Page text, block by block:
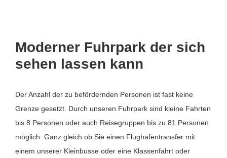
Moderner Fuhrpark der sich
sehen lassen kann
Der Anzahl der zu befördernden Personen ist fast keine
Grenze gesetzt. Durch unseren Fuhrpark sind kleine Fahrten
bis 8 Personen oder auch Reisegruppen bis zu 81 Personen
möglich. Ganz gleich ob Sie einen Flughafentransfer mit
einem unserer Kleinbusse oder eine Klassenfahrt oder